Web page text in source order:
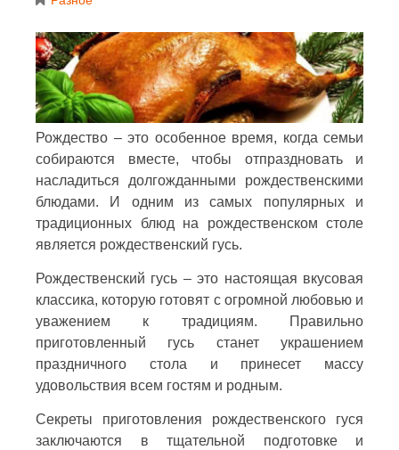
Рождество – это особенное время, когда семьи
собираются вместе, чтобы отпраздновать и
насладиться долгожданными рождественскими
блюдами. И одним из самых популярных и
традиционных блюд на рождественском столе
является рождественский гусь.
Рождественский гусь – это настоящая вкусовая
классика, которую готовят с огромной любовью и
уважением к традициям. Правильно
приготовленный гусь станет украшением
праздничного стола и принесет массу
удовольствия всем гостям и родным.
Секреты приготовления рождественского гуся
заключаются в тщательной подготовке и